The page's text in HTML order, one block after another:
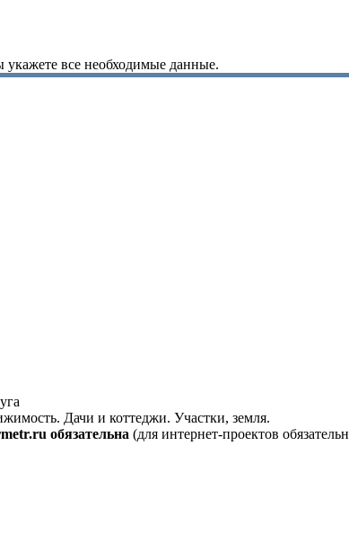
укажете все необходимые данные.
Дачи и коттеджи. Участки, земля.
обязательна (для интернет-проектов